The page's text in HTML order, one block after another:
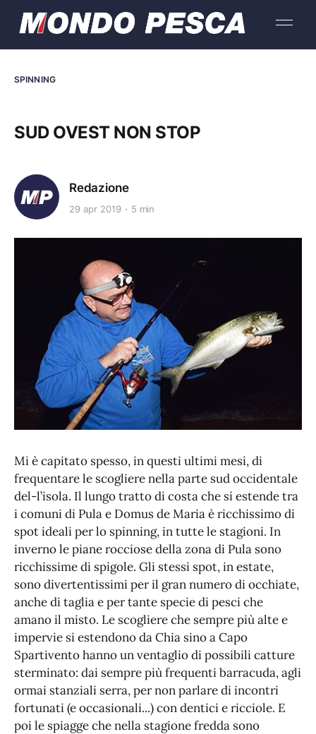
SPINNING
SUD OVEST NON STOP
Redazione
29 apr 2019 5 min
Mi è capitato spesso, in questi ultimi mesi, di
frequentare le scogliere nella parte sud occidentale
del-l’isola. Il lungo tratto di costa che si estende tra
i comuni di Pula e Domus de Maria è ricchissimo di
spot ideali per lo spinning, in tutte le stagioni. In
inverno le piane rocciose della zona di Pula sono
ricchissime di spigole. Gli stessi spot, in estate,
sono divertentissimi per il gran numero di occhiate,
anche di taglia e per tante specie di pesci che
amano il misto. Le scogliere che sempre più alte e
impervie si estendono da Chia sino a Capo
Spartivento hanno un ventaglio di possibili catture
sterminato: dai sempre più frequenti barracuda, agli
ormai stanziali serra, per non parlare di incontri
fortunati (e occasionali...) con dentici e ricciole. E
poi le spiagge che nella stagione fredda sono